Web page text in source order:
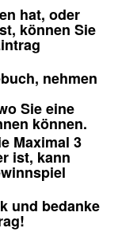
hat, oder
können Sie
nehmen
Sie eine
können.
Maximal 3
ist, kann
und bedanke